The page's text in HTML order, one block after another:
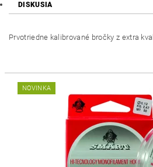
DISKUSIA
Prvotriedne kalibrované bročky z extra
NOVINKA